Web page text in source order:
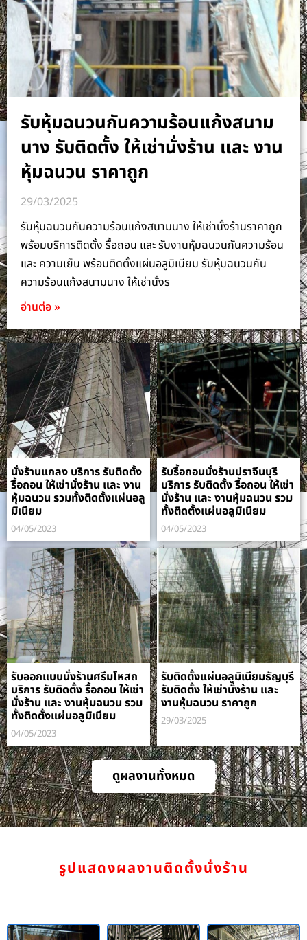
รับหุ้มฉนวนกันความร้อนแก้งสนาม
นาง รับติดตั้ง ให้เช่านั่งร้าน และ งาน
หุ้มฉนวน ราคาถูก
29/03/2025
รับหุ้มฉนวนกันความร้อนแก้งสนามนาง ให้เช่านั่งร้านราคาถูก
พร้อมบริการติดตั้ง รื้อถอน และ รับงานหุ้มฉนวนกันความร้อน
และ ความเย็น พร้อมติดตั้งแผ่นอลูมิเนียม รับหุ้มฉนวนกัน
ความร้อนแก้งสนามนาง ให้เช่านั่งร
อ่านต่อ »
นั่งร้านแกลง บริการ รับติดตั้ง
รื้อถอน ให้เช่านั่งร้าน และ งาน
หุ้มฉนวน รวมทั้งติดตั้งแผ่นอลู
มิเนียม
04/05/2023
รับรื้อถอนนั่งร้านปราจีนบุรี
บริการ รับติดตั้ง รื้อถอน ให้เช่า
นั่งร้าน และ งานหุ้มฉนวน รวม
ทั้งติดตั้งแผ่นอลูมิเนียม
04/05/2023
รับออกแบบนั่งร้านศรีมโหสถ
บริการ รับติดตั้ง รื้อถอน ให้เช่า
นั่งร้าน และ งานหุ้มฉนวน รวม
ทั้งติดตั้งแผ่นอลูมิเนียม
04/05/2023
รับติดตั้งแผ่นอลูมิเนียมธัญบุรี
รับติดตั้ง ให้เช่านั่งร้าน และ
งานหุ้มฉนวน ราคาถูก
29/03/2025
ดูผลงานทั้งหมด
รูปแสดงผลงานติดตั้งนั่งร้าน